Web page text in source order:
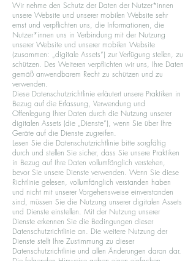
Wir nehme den Schutz der Daten der Nutzer*innen
unsere Website und unserer mobilen Website sehr
ernst und verpflichten uns, die Informationen, die
Nutzer*innen uns in Verbindung mit der Nutzung
unserer Website und unserer mobilen Website
(zusammen: „digitale Assets“) zur Verfügung stellen, zu
schützen. Des Weiteren verpflichten wir uns, Ihre Daten
gemäß anwendbarem Recht zu schützen und zu
verwenden.
Diese Datenschutzrichtlinie erläutert unsere Praktiken in
Bezug auf die Erfassung, Verwendung und
Offenlegung Ihrer Daten durch die Nutzung unserer
digitalen Assets (die „Dienste“), wenn Sie über Ihre
Geräte auf die Dienste zugreifen.
Lesen Sie die Datenschutzrichtlinie bitte sorgfältig
durch und stellen Sie sicher, dass Sie unsere Praktiken
in Bezug auf Ihre Daten vollumfänglich verstehen,
bevor Sie unsere Dienste verwenden. Wenn Sie diese
Richtlinie gelesen, vollumfänglich verstanden haben
und nicht mit unserer Vorgehensweise einverstanden
sind, müssen Sie die Nutzung unserer digitalen Assets
und Dienste einstellen. Mit der Nutzung unserer
Dienste erkennen Sie die Bedingungen dieser
Datenschutzrichtlinie an. Die weitere Nutzung der
Dienste stellt Ihre Zustimmung zu dieser
Datenschutzrichtlinie und allen Änderungen daran dar.